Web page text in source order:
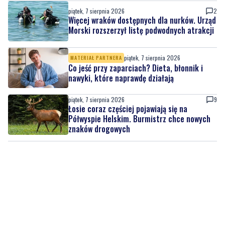
piątek, 7 sierpnia 2026 2
Więcej wraków dostępnych dla nurków. Urząd
Morski rozszerzył listę podwodnych atrakcji
MATERIAŁ PARTNERA piątek, 7 sierpnia 2026
Co jeść przy zaparciach? Dieta, błonnik i
nawyki, które naprawdę działają
piątek, 7 sierpnia 2026 9
Łosie coraz częściej pojawiają się na
Półwyspie Helskim. Burmistrz chce nowych
znaków drogowych